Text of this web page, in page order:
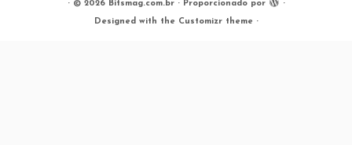
· © 2026 Bitsmag.com.br· Proporcionado por ·
Designed with the Customizr theme ·